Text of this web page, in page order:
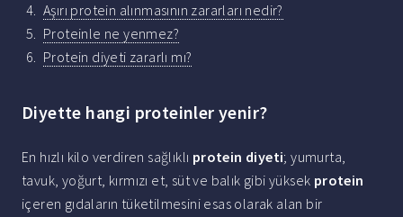
Aşırı protein alınmasının zararları nedir?
Proteinle ne yenmez?
Protein diyeti zararlı mı?
Diyette hangi proteinler yenir?
En hızlı kilo verdiren sağlıklı protein diyeti; yumurta,
tavuk, yoğurt, kırmızı et, süt ve balık gibi yüksek protein
içeren gıdaların tüketilmesini esas olarak alan bir